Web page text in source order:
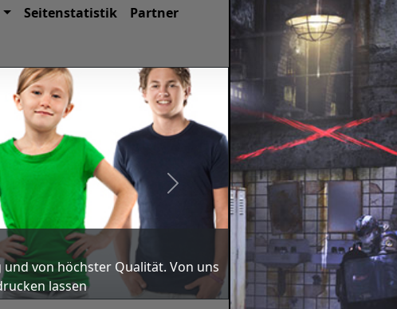
Seitenstatistik
Partner
von höchs­ter Qua­li­tät. Von uns
las­sen
Next